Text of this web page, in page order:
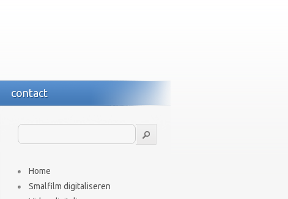
contact
Home
Smalfilm digitaliseren